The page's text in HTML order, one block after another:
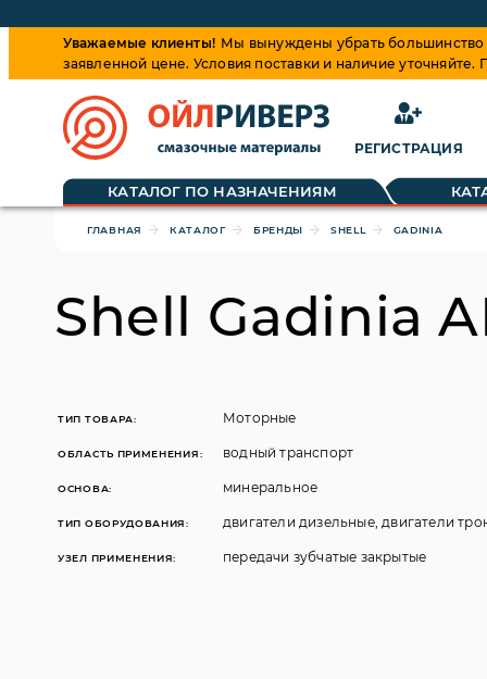
Уважаемые клиенты! Мы вынуждены убрать большинство
заявленной цене. Условия поставки и наличие
РЕГИСТРАЦИЯ
КАТАЛОГ ПО НАЗНАЧЕНИЯМ
Обращаем ваше внимание, что цена на товары
ГЛАВНАЯ КАТАЛОГ БРЕНДЫ SHELL GADINIA
Shell Gadinia
ТИП ТОВАРА: Моторные
ОБЛАСТЬ ПРИМЕНЕНИЯ: водный транспорт
ОСНОВА: минеральное
ТИП ОБОРУДОВАНИЯ: двигатели дизельные, двигатели
УЗЕЛ ПРИМЕНЕНИЯ: передачи зубчатые закрытые